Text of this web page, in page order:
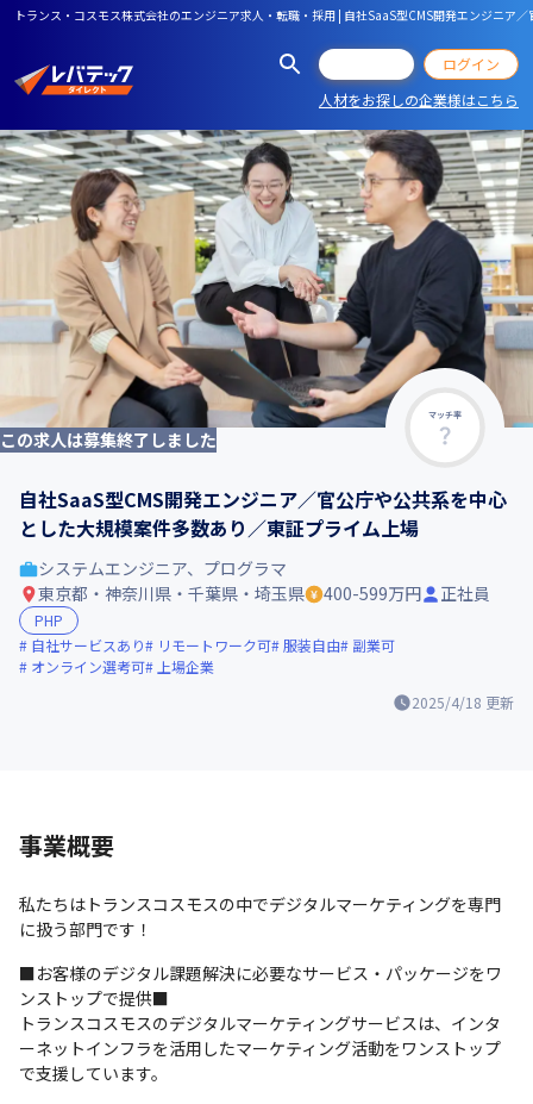
トランス・コスモス株式会社のエンジニア求人・転職・採用 | 自社SaaS型CMS開発エンジニア
ログイン
人材をお探しの企業様はこちら
マッチ率
この求人は募集終了しました
自社SaaS型CMS開発エンジニア／官公庁や公共系を中心
とした大規模案件多数あり／東証プライム上場
2025/4/18 更新
システムエンジニア、プログラマ
東京都・神奈川県・千葉県・埼玉県
400-599万円 正社員
PHP
自社サービスあり
リモートワーク可 服装自由
副業可
オンライン選考可
上場企業
事業概要
私たちはトランスコスモスの中でデジタルマーケティングを専門
に扱う部門です！
■お客様のデジタル課題解決に必要なサービス・パッケージをワ
ンストップで提供■
トランスコスモスのデジタルマーケティングサービスは、インタ
ーネットインフラを活用したマーケティング活動をワンストップ
で支援しています。